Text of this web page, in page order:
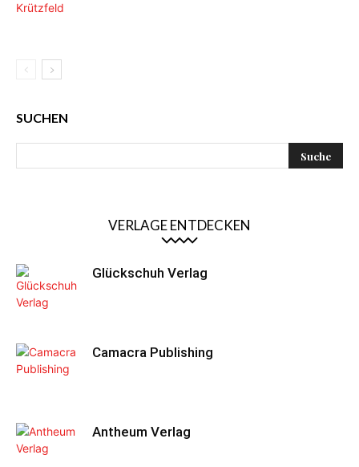
SUCHEN
VERLAGE ENTDECKEN
Glückschuh Verlag
Camacra Publishing
Antheum Verlag